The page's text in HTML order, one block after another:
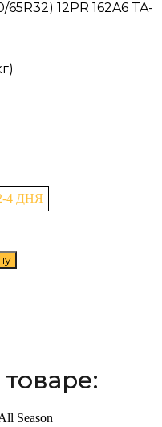
12PR 162A6 TA-
4 ДНЯ
Season